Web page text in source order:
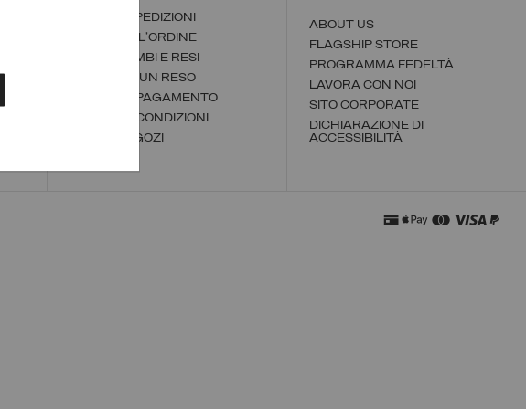
ORDINI E SPEDIZIONI
STATO DELL'ORDINE
POLICY CAMBI E RESI
EFFETTUA UN RESO
METODI DI PAGAMENTO
TERMINI E CONDIZIONI
TROVA NEGOZI
ABOUT US
FLAGSHIP STORE
PROGRAMMA FEDELTÀ
LAVORA CON NOI
SITO CORPORATE
DICHIARAZIONE DI
ACCESSIBILITÀ